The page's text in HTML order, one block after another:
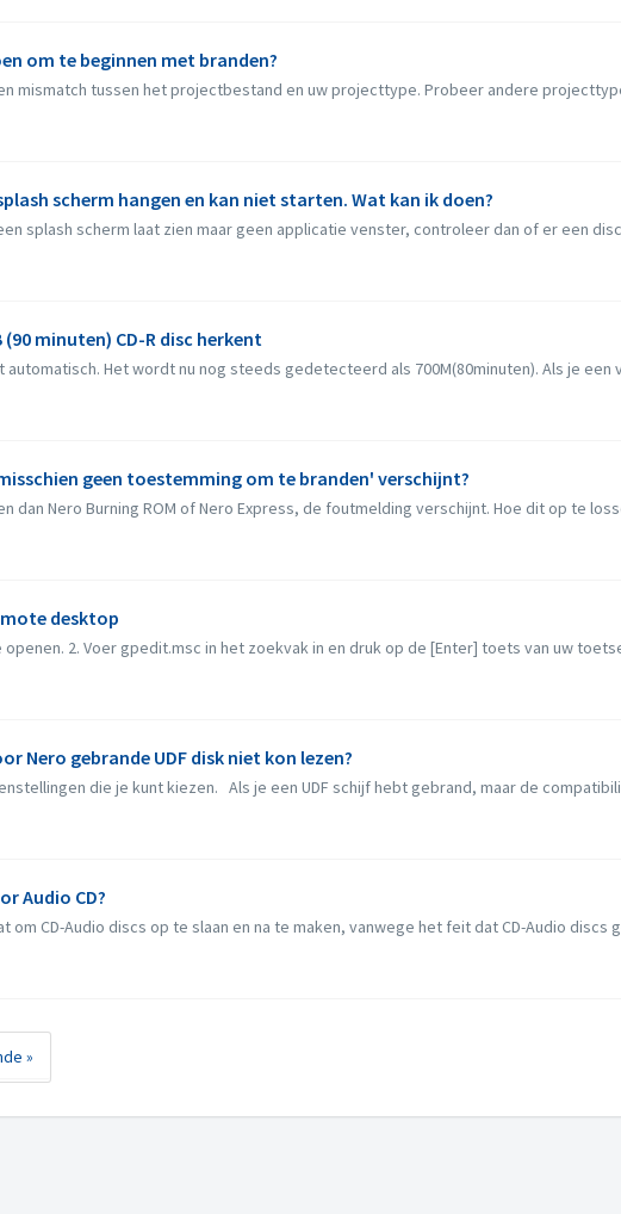
om te beginnen met branden?
mismatch tussen het projectbestand en uw projecttype. Probeer andere
scherm hangen en kan niet starten. Wat kan ik doen?
splash scherm laat zien maar geen applicatie venster, controleer dan of er een
minuten) CD-R disc herkent
automatisch. Het wordt nu nog steeds gedetecteerd als 700M(80minuten). Als je
geen toestemming om te branden' verschijnt?
dan Nero Burning ROM of Nero Express, de foutmelding verschijnt. Hoe dit op te
desktop
openen. 2. Voer gpedit.msc in het zoekvak in en druk op de [Enter] toets van uw
Nero gebrande UDF disk niet kon lezen?
die je kunt kiezen. Als je een UDF schijf hebt gebrand, maar de
Audio CD?
om CD-Audio discs op te slaan en na te maken, vanwege het feit dat CD-Audio discs
»